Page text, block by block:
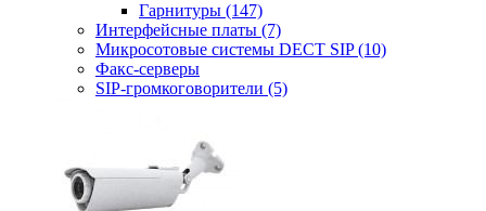
Гарнитуры (147)
Интерфейсные платы (7)
Микросотовые системы DECT SIP(10)
Факс-серверы
SIP-громкоговорители (5)